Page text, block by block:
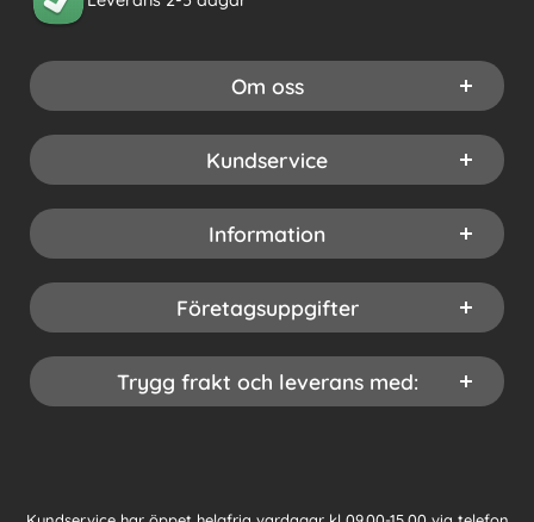
Om oss
Kundservice
Information
Företagsuppgifter
Trygg frakt och leverans med: